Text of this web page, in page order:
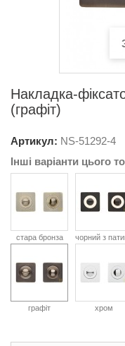
Накладка-
(графіт)
Артикул: NS-51292-4
Інші варіанти цього
стара бронза чорний з
графіт хром